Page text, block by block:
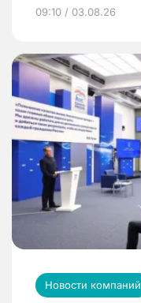
09:10 / 03.08.26
Новости компаний